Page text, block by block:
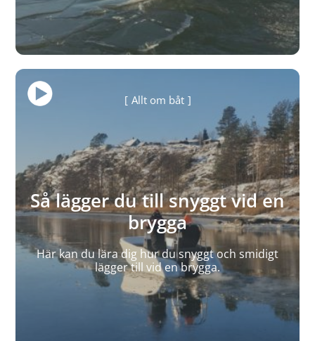
Allt om båt
Så lägger du till snyggt vid en
brygga
Här kan du lära dig hur du snyggt och smidigt
lägger till vid en brygga.